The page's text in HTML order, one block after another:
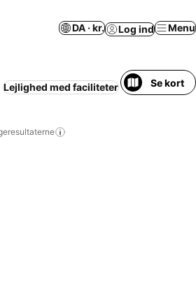
DA · kr. Log ind Menu
Lejlighed med faciliteter Kæledyr tilladt
Se kort